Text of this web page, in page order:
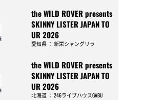
the WILD ROVER presents
SKINNY LISTER JAPAN TO
UR 2026
愛知県： 新栄シャングリラ
the WILD ROVER presents
SKINNY LISTER JAPAN TO
UR 2026
北海道： 246ライブハウスGABU